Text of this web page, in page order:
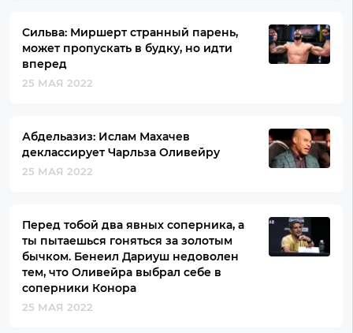
Сильва: Миршерт странный парень,
может пропускать в будку, но идти
вперед
25 МАЯ 2022
Абдельазиз: Ислам Махачев
деклассирует Чарльза Оливейру
25 МАЯ 2022
Перед тобой два явных соперника, а
ты пытаешься гоняться за золотым
бычком. Бенеил Дариуш недоволен
тем, что Оливейра выбрал себе в
соперники Конора
25 МАЯ 2022